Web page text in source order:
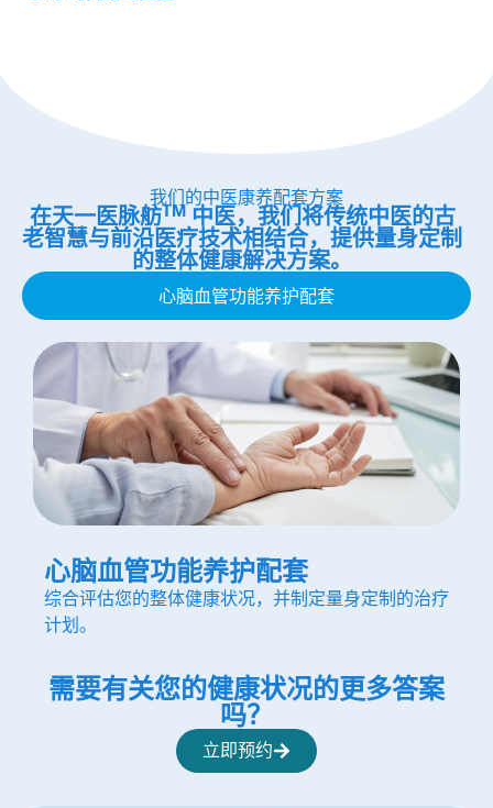
我们的中医康养配套方案
在天一医脉舫TM中医，我们将传统中医的古
老智慧与前沿医疗技术相结合，提供量身定制
的整体健康解决方案。
心脑血管功能养护配套
心脑血管功能养护配套
综合评估您的整体健康状况，并制定量身定制的治疗
计划。
需要有关您的健康状况的更多答案
吗？
立即预约